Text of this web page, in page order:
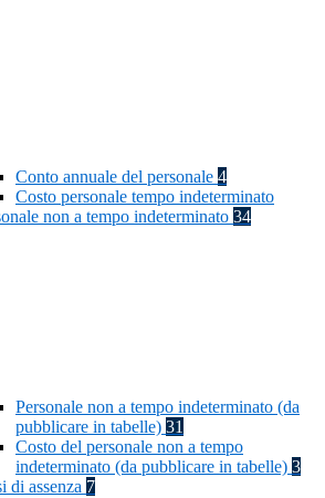
Conto annuale del personale 4
Costo personale tempo indeterminato
non a tempo indeterminato 34
Personale non a tempo indeterminato (da
pubblicare in tabelle) 31
Costo del personale non a tempo
indeterminato (da pubblicare in tabelle) 3
di assenza 7